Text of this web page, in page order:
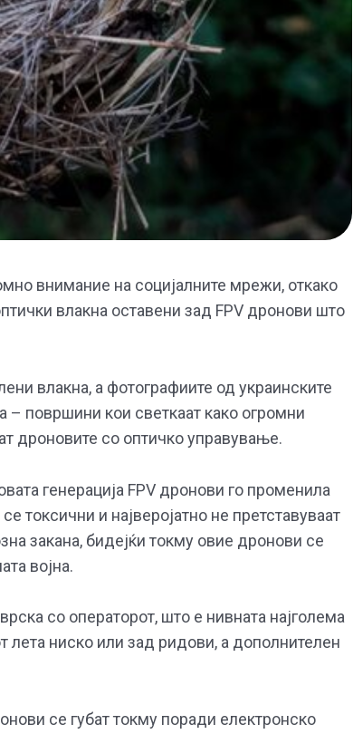
внимание на социјалните мрежи, откако
влакна оставени зад FPV дронови што
влакна, а фотографиите од украинските
– површини кои светкаат како огромни
дроновите со оптичко управување.
генерација FPV дронови го променила
токсични и најверојатно не претставуваат
закана, бидејќи токму овие дронови се
војна.
со операторот, што е нивната најголема
лета ниско или зад ридови, а дополнителен
се губат токму поради електронско